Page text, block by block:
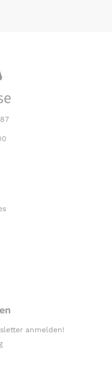
anmelden!